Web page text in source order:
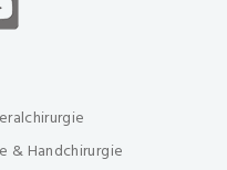
& Handchirurgie